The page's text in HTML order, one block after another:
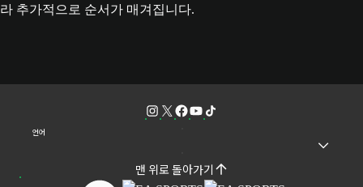
라 추가적으로 순서가 매겨집니다.
언어
맨 위로 돌아가기